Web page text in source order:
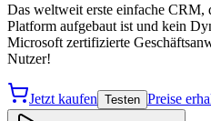
Das weltweit erste einfache CRM,
Platform aufgebaut ist und kein
Microsoft zertifizierte
Nutzer!
Jetzt kaufen Testen Preise